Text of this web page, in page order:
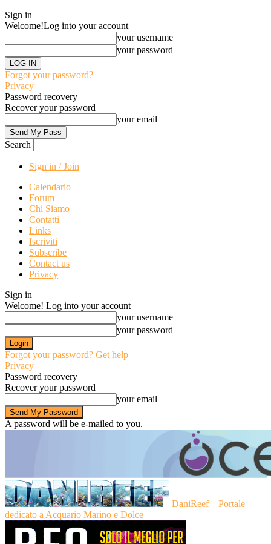
Sign in
Welcome!Log into your account
your username
your password
Forgot your password?
Privacy
Password recovery
Recover your password
your email
Search
Sign in / Join
Calendario
Forum
Chi Siamo
Contatti
Links
Iscriviti
Subscribe
Contact us
Privacy
Sign in
Welcome! Log into your account
your username
your password
Forgot your password? Get help
Privacy
Password recovery
Recover your password
your email
A password will be e-mailed to you.
DaniReef – Portale
dedicato a Acquario Marino e Dolce